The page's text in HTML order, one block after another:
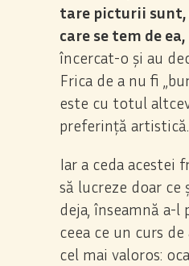
tare picturii sunt,
care se tem de ea,
încercat-o și au
Frica de a nu fi
este cu totul
preferință artistică.
Iar a ceda acestei
să lucreze doar ce
deja, înseamnă a-l
ceea ce un curs
cel mai valoros: